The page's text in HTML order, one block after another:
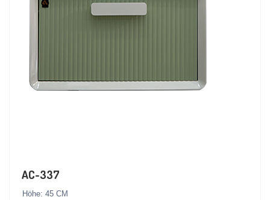
AC-337
Höhe: 45 CM